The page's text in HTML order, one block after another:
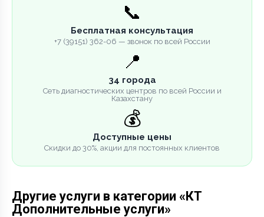
📞
Бесплатная консультация
+7 (39151) 362-06 — звонок по всей России
📍
34 города
Сеть диагностических центров по всей России и
Казахстану
💰
Доступные цены
Скидки до 30%, акции для постоянных клиентов
Другие услуги в категории «КТ
Дополнительные услуги»